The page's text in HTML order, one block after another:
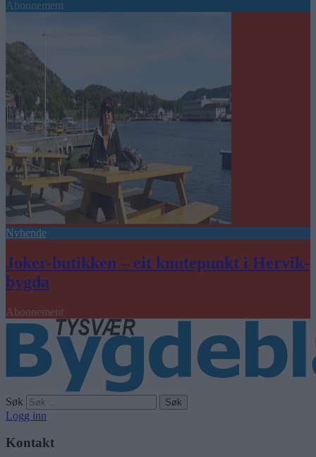
Abonnement
Nyhende
Joker-butikken – eit knutepunkt i Hervik-
bygda
Abonnement
Søk
Logg inn
Kontakt